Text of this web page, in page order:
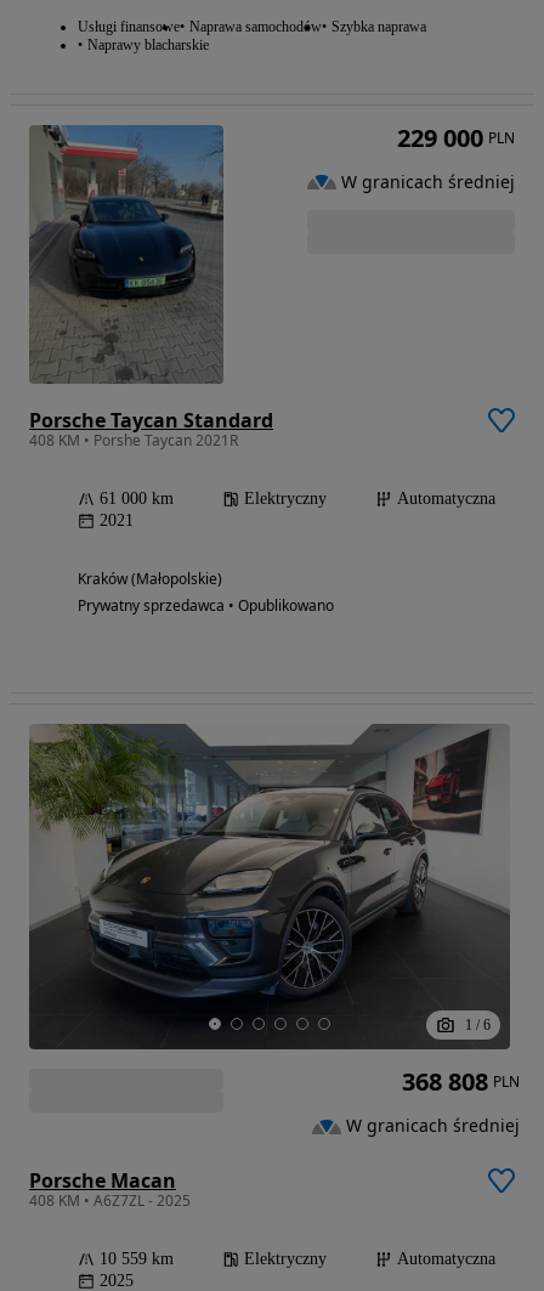
Usługi finansowe Naprawa samochodów Szybka naprawa
Naprawy blacharskie
Porsche Taycan Standard
408 KM • Porshe Taycan 2021R
61 000 km Elektryczny
Automatyczna
2021
Kraków (Małopolskie)
Prywatny sprzedawca • Opublikowano
229 000 PLN
W granicach średniej
1 / 6
Porsche Macan
408 KM • A6Z7ZL - 2025
10 559 km Elektryczny
Automatyczna
2025
368 808 PLN
W granicach średniej